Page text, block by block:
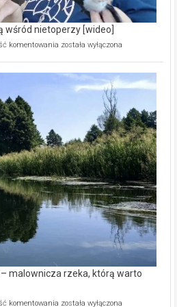
wśród nietoperzy [wideo]
komentowania Ekologiczne
kamerą
wśród
została wyłączona
malownicza rzeka, którą warto
komentowania Ekologiczne
została wyłączona